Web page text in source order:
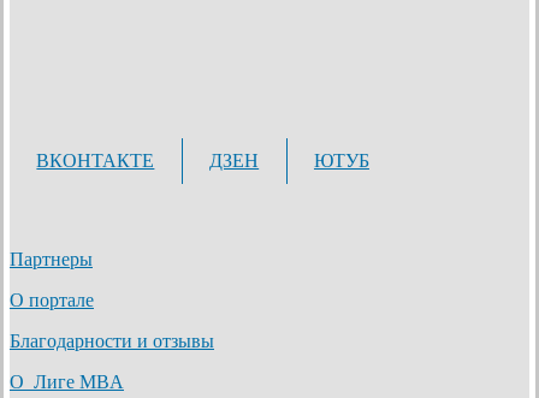
ВКОНТАКТЕ ДЗЕН ЮТУБ
Партнеры
О портале
Благодарности и отзывы
О Лиге MBA